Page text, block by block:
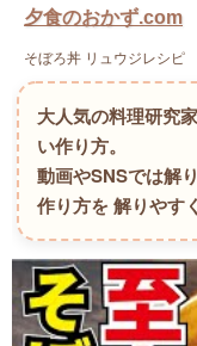
夕食のおかず.com
そぼろ丼 リュウジレシピ
大人気の料理研究
い作り方。
動画やSNSでは解
作り方を 解りやす